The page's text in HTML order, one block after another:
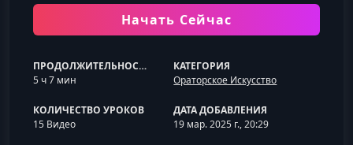
Начать Сейчас
ПРОДОЛЖИТЕЛЬНОСТЬ
5 ч 7 мин
КАТЕГОРИЯ
Ораторское Искусство
КОЛИЧЕСТВО УРОКОВ
15 Видео
ДАТА ДОБАВЛЕНИЯ
19 мар. 2025 г., 20:29